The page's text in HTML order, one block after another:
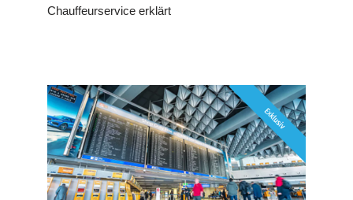
Chauffeurservice erklärt